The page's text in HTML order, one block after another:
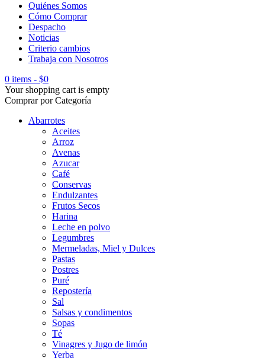
Quiénes Somos
Cómo Comprar
Despacho
Noticias
Criterio cambios
Trabaja con Nosotros
0 items - $0
Your shopping cart is empty
Comprar por Categoría
Abarrotes
Aceites
Arroz
Avenas
Azucar
Café
Conservas
Endulzantes
Frutos Secos
Harina
Leche en polvo
Legumbres
Mermeladas, Miel y Dulces
Pastas
Postres
Puré
Repostería
Sal
Salsas y condimentos
Sopas
Té
Vinagres y Jugo de limón
Yerba